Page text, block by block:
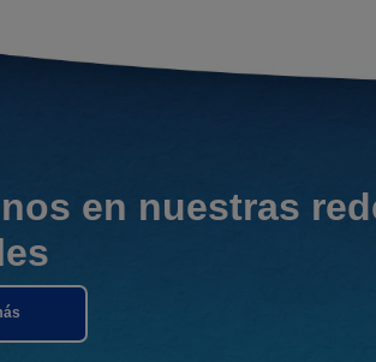
en nuestras